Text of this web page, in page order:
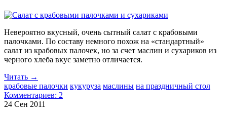
Невероятно вкусный, очень сытный салат с крабовыми
палочками. По составу немного похож на «стандартный»
салат из крабовых палочек, но за счет маслин и сухариков из
черного хлеба вкус заметно отличается.
Читать →
крабовые палочки кукуруза маслины на праздничный стол
Комментариев: 2
24 Сен 2011